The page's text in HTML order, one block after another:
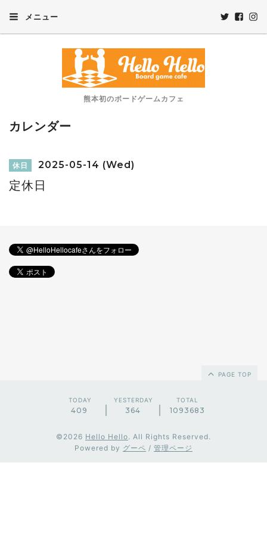
メニュー
熊本初のボードゲームカフェ
カレンダー
休日 2025-05-14 (Wed)
定休日
PAGE TOP
TODAY
409
YESTERDAY
364
TOTAL
1093683
©2026 Hello Hello. All Rights Reserved.
Powered by グーペ / 管理ページ